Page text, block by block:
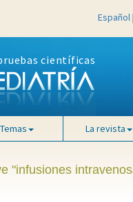
Español|
científicas
Temas La revista
"infusiones